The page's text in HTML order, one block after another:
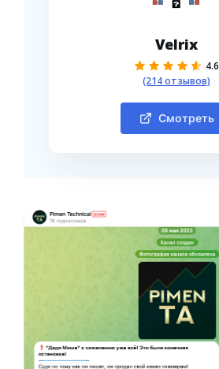
Velrix
4.6
(214 отзывов)
Смотреть